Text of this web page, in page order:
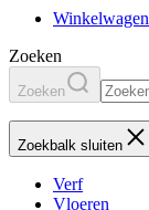
Winkelwagen
Zoeken
Zoeken
Zoekbalk sluiten
Verf
Vloeren